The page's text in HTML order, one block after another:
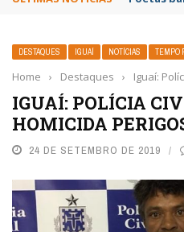
DESTAQUES IGUAÍ NOTÍCIAS TEMPO
Home › Destaques › Iguaí:
IGUAÍ: POLÍCIA
HOMICIDA
24 DE SETEMBRO DE 2019